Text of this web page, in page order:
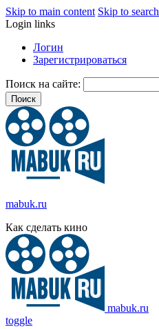
Skip to main content Skip to search
Login links
Логин
Зарегистрироваться
Поиск на сайте:
mabuk.ru
Как сделать кино
mabuk.ru
toggle